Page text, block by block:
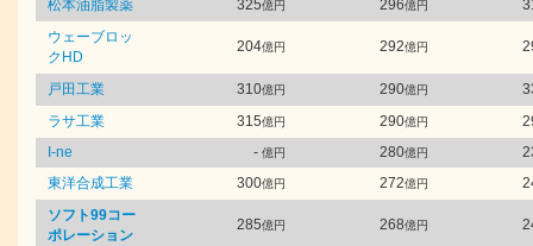
松本油脂製薬 325億円 296億円
ウェーブロッ
クHD
204億円 292億円
戸田工業 310億円 290億円
ラサ工業
315億円 290億円
I-ne
- 億円 280億円
東洋合成工業
300億円 272億円
ソフト99コー
ポレーション
285億円 268億円